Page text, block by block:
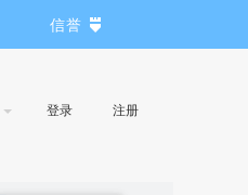
信誉
登录 注册